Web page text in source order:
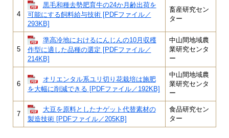
4
黒毛和種去勢肥育牛の24か月齢出荷を
可能にする飼料給与技術 [PDFファイル／
293KB]
畜産研究セン
ター
5
準高冷地におけるにんじんの10月収穫
作型に適した品種の選定 [PDFファイル／
214KB]
中山間地域農
業研究センタ
ー
6
オリエンタル系ユリ切り花栽培は施肥
を大幅に削減できる [PDFファイル／192KB]
中山間地域農
業研究センタ
ー
7
大豆を原料としたナゲット代替素材の
製造技術 [PDFファイル／205KB]
食品研究セン
ター